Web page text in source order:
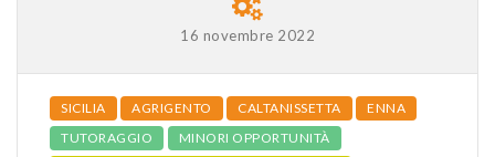
16 novembre 2022
SICILIA AGRIGENTO CALTANISSETTA
ENNA
TUTORAGGIO
MINORI OPPORTUNITÀ